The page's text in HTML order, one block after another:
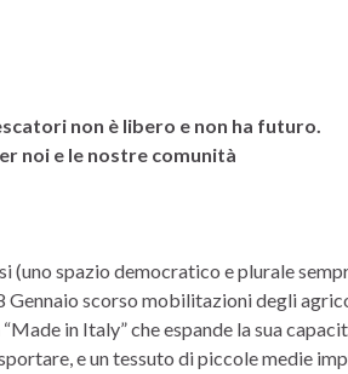
non è libero e non ha futuro.
noi e le nostre comunità
spazio democratico e plurale
Gennaio scorso mobilitazioni degli
in Italy” che espande la sua
e un tessuto di piccole medie